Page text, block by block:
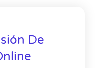
De